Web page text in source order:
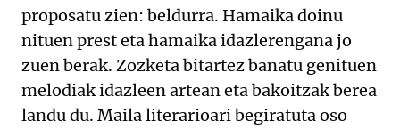
proposatu zien: beldurra. Hamaika doinu
nituen prest eta hamaika idazlerengana jo
zuen berak. Zozketa bitartez banatu genituen
melodiak idazleen artean eta bakoitzak berea
landu du. Maila literarioari begiratuta oso